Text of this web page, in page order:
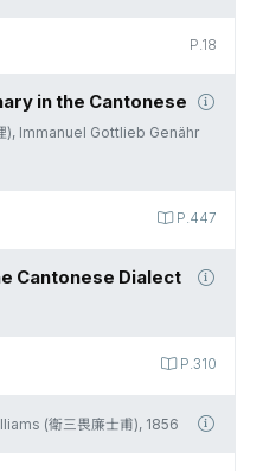
P.18
in the Cantonese
), Immanuel Gottlieb Genähr
P.447
Cantonese Dialect
P.310
(衛三畏廉士甫), 1856